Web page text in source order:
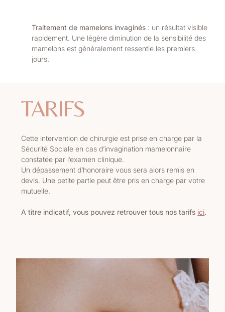
Traitement de mamelons invaginés: un résultat visible
rapidement. Une légère diminution de la sensibilité des
mamelons est généralement ressentie les premiers
jours.
TARIFS
Cette intervention de chirurgie est prise en charge par la
Sécurité Sociale en cas d’invagination mamelonnaire
constatée par l’examen clinique.
Un dépassement d’honoraire vous sera alors remis en
devis. Une petite partie peut être pris en charge par votre
mutuelle.
A titre indicatif, vous pouvez retrouver tous nos tarifs ici.